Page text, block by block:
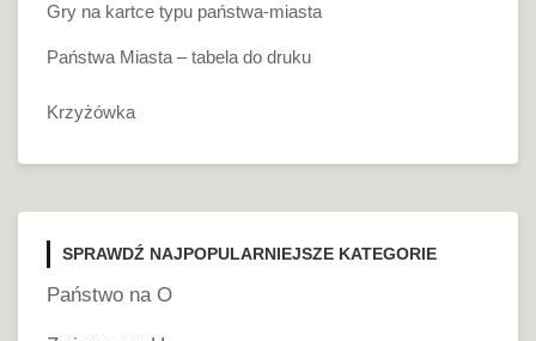
Gry na kartce typu państwa-miasta
Państwa Miasta – tabela do druku
Krzyżówka
SPRAWDŹ NAJPOPULARNIEJSZE KATEGORIE
Państwo na O